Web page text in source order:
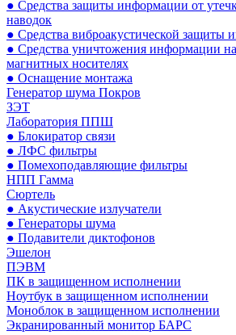
● Средства защиты информации от
наводок
● Средства виброакустической защиты
● Средства уничтожения информации
магнитных носителях
● Оснащение монтажа
Генератор шума Покров
ЗЭТ
Лаборатория ППШ
● Блокиратор связи
● ЛФС фильтры
● Помехоподавляющие фильтры
НПП Гамма
Сюртель
● Акустические излучатели
● Генераторы шума
● Подавители диктофонов
Эшелон
ПЭВМ
ПК в защищенном исполнении
Ноутбук в защищенном исполнении
Моноблок в защищенном исполнении
Экранированный монитор БАРС